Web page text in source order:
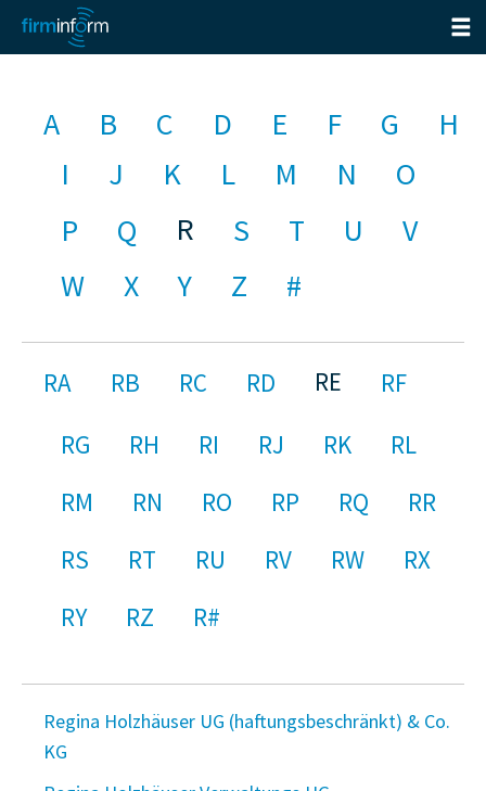
A B C D E F G
H
I
J K L M N
O
P
Q R S T U
V
W
X Y Z #
RA RB RC RD RE
RF
RG
RH RI RJ RK
RL
RM
RN RO RP RQ
RR
RS
RT RU RV RW
RX
RY
RZ R#
Regina Holzhäuser UG (haftungsbeschränkt) & Co.
KG